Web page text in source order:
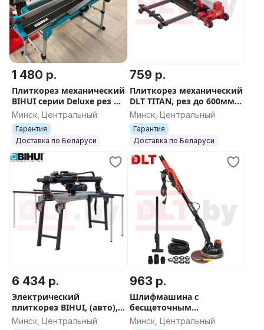
1 480 р.
Плиткорез механический
BIHUI серии Deluxe рез до
1600 мм, арт.TCD1600
Минск, Центральный
Гарантия
Доставка по Беларуси
759 р.
Плиткорез механический
DLT TITAN, рез до 600мм,
арт.4596
Минск, Центральный
Гарантия
Доставка по Беларуси
6 434 р.
Электрический
плиткорез BIHUI, (авто),
рез до 1800мм,
Минск, Центральный
963 р.
Шлифмашина с
бесщеточным
двигателем DLT GrandFlex
Минск, Центральный